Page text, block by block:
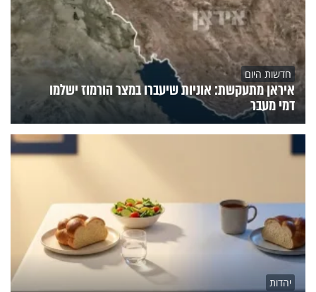
חדשות היום
איראן מתעקשת: אוניות שיעברו במצר הורמוז ישלמו
דמי מעבר
יהדות